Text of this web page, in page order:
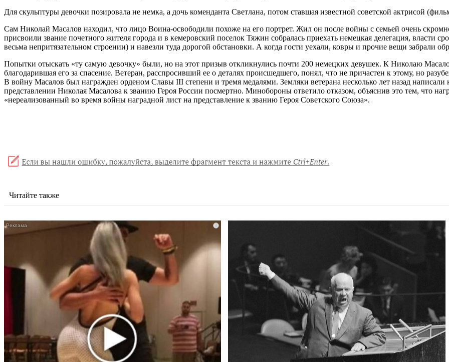
Для скульптуры девочки позировала не немка, а дочь коменданта Светлана, потом ставшая известной советской актрисой
Сам Николай Масалов находил, что лицо Воина-освободили похоже на его портрет. Жил он после войны с семьей очень
присвоили звание почетного жителя города и в кемеровский поселок Тяжин собралась приехать немецкая делегация, власти
весьма непритязательном строении) и навезли туда дорогой обстановки. А когда гости уехали, ковры и прочие вещи забрали
Попытки отыскать «ту самую девочку» были, но на этот призыв откликнулись почти 200 немецких девушек. К Николаю
благодарившая его за спасение. Ветеран, расспросивший ее о деталях происшедшего, понял, что не причастен к этому, но
В войну Масалов был награжден орденом Славы III степени и тремя медалями. Земляки ветерана несколько лет назад
представлении Николая Масалова к званию Героя России посмертно. Минобороны ответило отказом, объяснив это тем, что
«нереализованный во время войны наградной лист на представление к званию Героя Советского Союза».
Читайте также
i